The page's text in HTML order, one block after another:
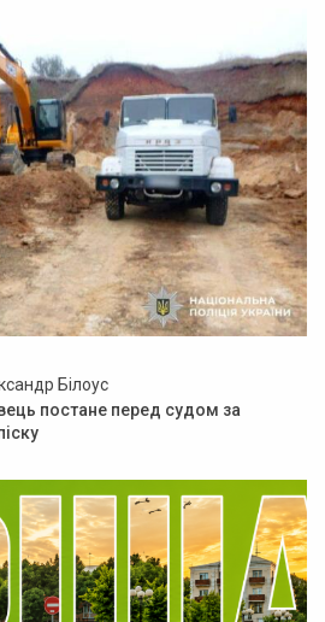
Білоус
постане перед судом за